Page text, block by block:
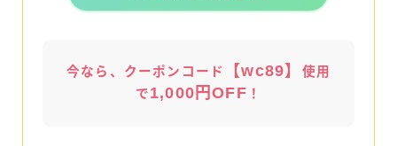
今なら、クーポンコード 【wc89】
使用
で1,000円OFF ！